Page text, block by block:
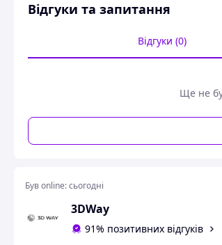
Температурний діапазон:
оригінальний Prusa
Призначення:вимірювання
Оригінальна якість Prusa
Просте встановлення без
Відгуки та запитання
Відгуки (0)
Ще не
Був online:сьогодні
3DWay
91% позитивних відгуків